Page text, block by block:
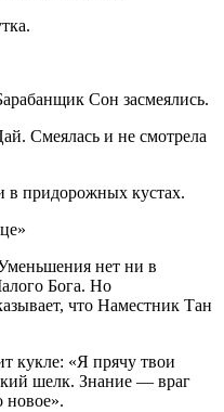
Сон засмеялись.
Смеялась и не смотрела
в придорожных кустах.
нет ни в
Бога. Но
что Наместник Тан
кукле: «Я прячу твои
шелк. Знание — враг
новое».